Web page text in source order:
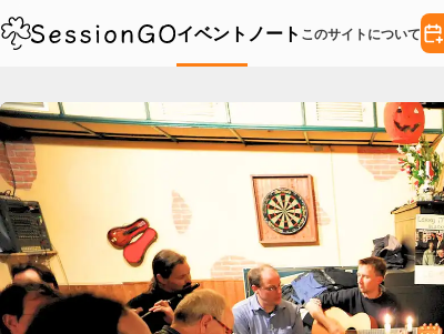
イベント ノート このサイトについて